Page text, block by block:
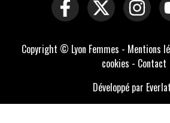
Copyright © Lyon Femmes - Mentions
cookies - Contact
Développé par